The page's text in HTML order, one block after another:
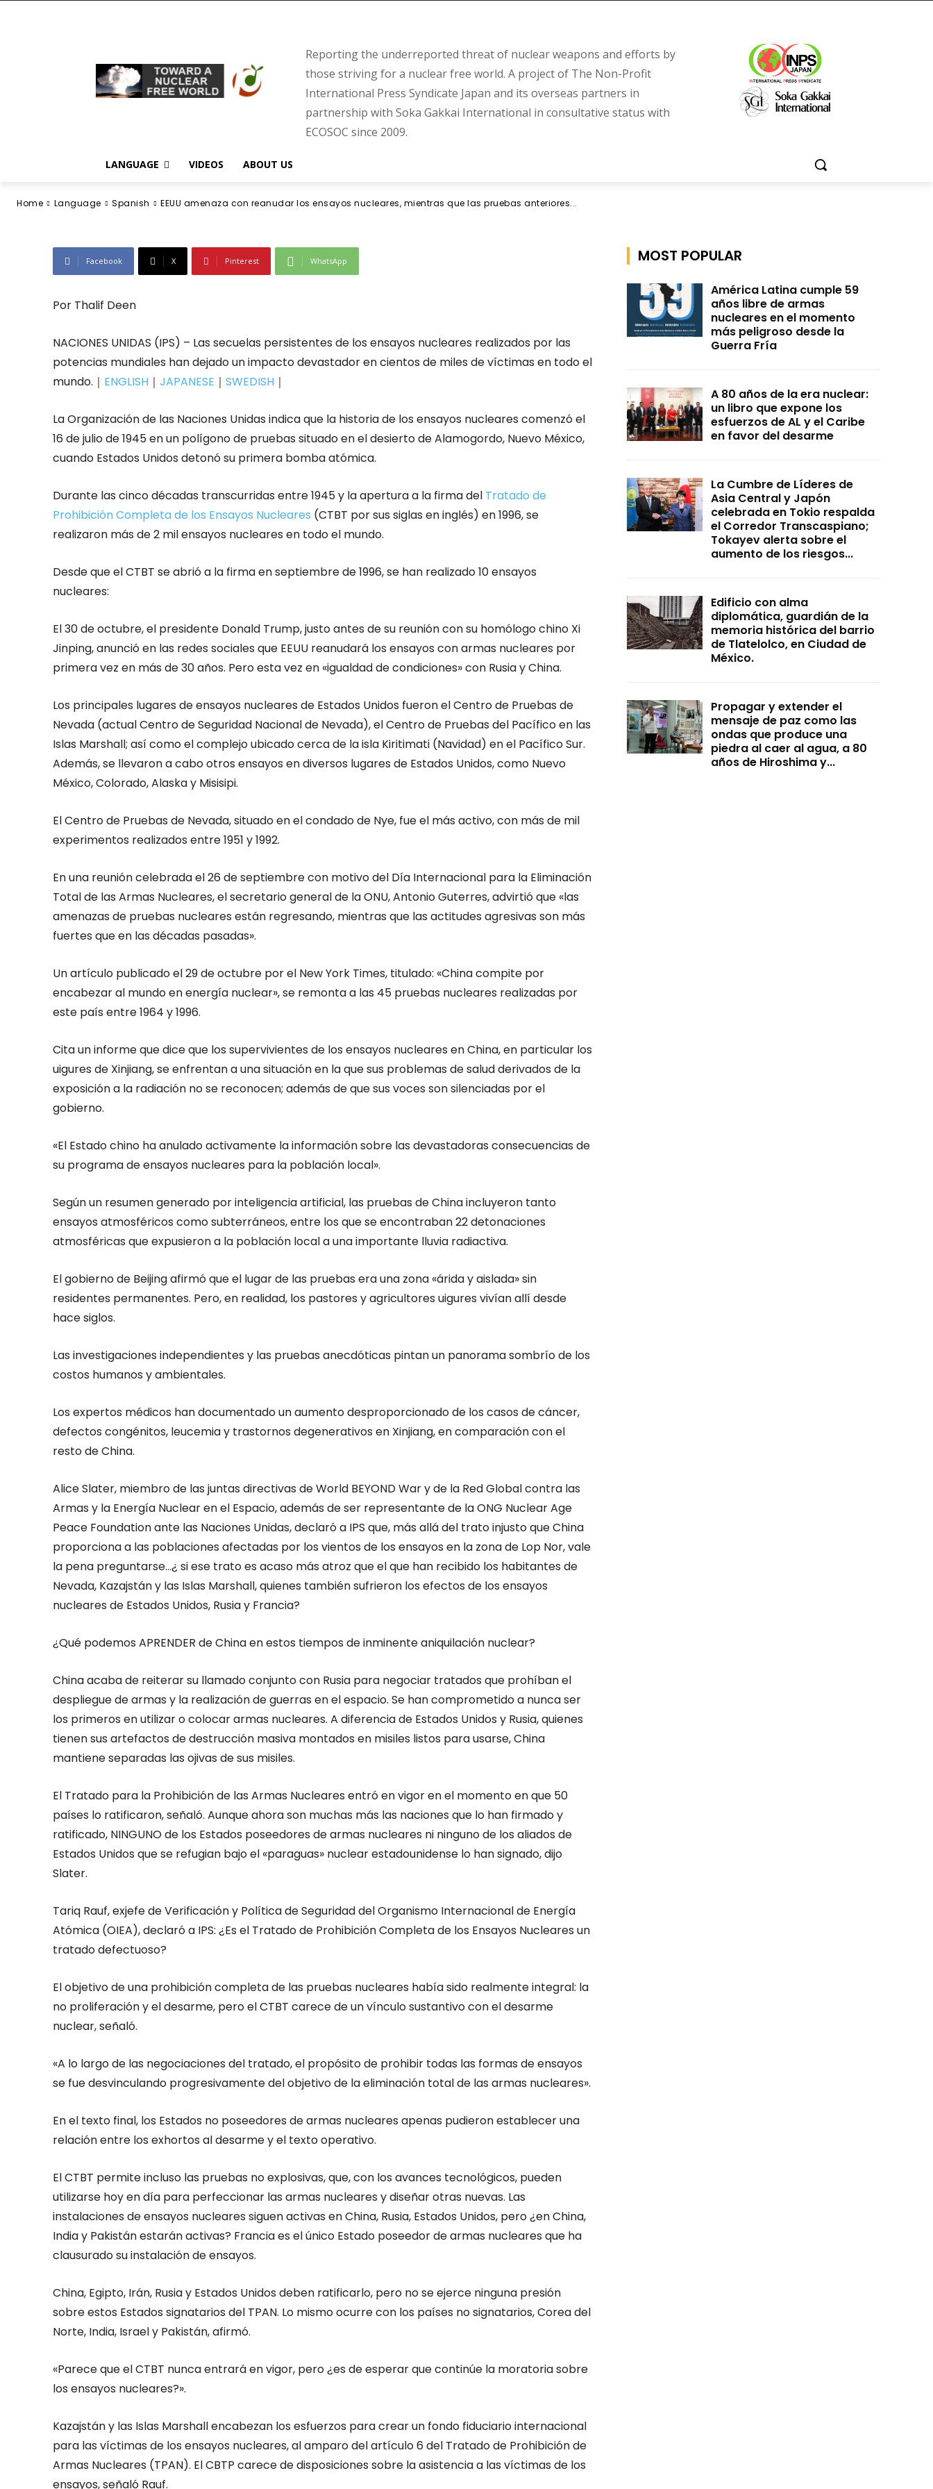
Reporting the underreported threat of nuclear weapons and efforts by
those striving for a nuclear free world. A project of The Non-Profit
International Press Syndicate Japan and its overseas partners in
partnership with Soka Gakkai International in consultative status with
ECOSOC since 2009.
LANGUAGE VIDEOS ABOUT US
Home Language Spanish EEUU amenaza con reanudar los ensayos nucleares, mientras que las pruebas anteriores...
devastado víctimas en todo el
Facebook X Pinterest WhatsApp
Por Thalif Deen
NACIONES UNIDAS (IPS) – Las secuelas persistentes de los ensayos nucleares realizados por las
potencias mundiales han dejado un impacto devastador en cientos de miles de víctimas en todo el
mundo.｜ ENGLISH ｜ JAPANESE ｜ SWEDISH ｜
La Organización de las Naciones Unidas indica que la historia de los ensayos nucleares comenzó el
16 de julio de 1945 en un polígono de pruebas situado en el desierto de Alamogordo, Nuevo México,
cuando Estados Unidos detonó su primera bomba atómica.
Durante las cinco décadas transcurridas entre 1945 y la apertura a la firma del Tratado de
Prohibición Completa de los Ensayos Nucleares (CTBT por sus siglas en inglés) en 1996, se
realizaron más de 2 mil ensayos nucleares en todo el mundo.
Desde que el CTBT se abrió a la firma en septiembre de 1996, se han realizado 10 ensayos
nucleares:
El 30 de octubre, el presidente Donald Trump, justo antes de su reunión con su homólogo chino Xi
Jinping, anunció en las redes sociales que EEUU reanudará los ensayos con armas nucleares por
primera vez en más de 30 años. Pero esta vez en «igualdad de condiciones» con Rusia y China.
Los principales lugares de ensayos nucleares de Estados Unidos fueron el Centro de Pruebas de
Nevada (actual Centro de Seguridad Nacional de Nevada), el Centro de Pruebas del Pacífico en las
Islas Marshall; así como el complejo ubicado cerca de la isla Kiritimati (Navidad) en el Pacífico Sur.
Además, se llevaron a cabo otros ensayos en diversos lugares de Estados Unidos, como Nuevo
México, Colorado, Alaska y Misisipi.
El Centro de Pruebas de Nevada, situado en el condado de Nye, fue el más activo, con más de mil
experimentos realizados entre 1951 y 1992.
En una reunión celebrada el 26 de septiembre con motivo del Día Internacional para la Eliminación
Total de las Armas Nucleares, el secretario general de la ONU, Antonio Guterres, advirtió que «las
amenazas de pruebas nucleares están regresando, mientras que las actitudes agresivas son más
fuertes que en las décadas pasadas».
Un artículo publicado el 29 de octubre por el New York Times, titulado: «China compite por
encabezar al mundo en energía nuclear», se remonta a las 45 pruebas nucleares realizadas por
este país entre 1964 y 1996.
Cita un informe que dice que los supervivientes de los ensayos nucleares en China, en particular los
uigures de Xinjiang, se enfrentan a una situación en la que sus problemas de salud derivados de la
exposición a la radiación no se reconocen; además de que sus voces son silenciadas por el
gobierno.
«El Estado chino ha anulado activamente la información sobre las devastadoras consecuencias de
su programa de ensayos nucleares para la población local».
Según un resumen generado por inteligencia artificial, las pruebas de China incluyeron tanto
ensayos atmosféricos como subterráneos, entre los que se encontraban 22 detonaciones
atmosféricas que expusieron a la población local a una importante lluvia radiactiva.
El gobierno de Beijing afirmó que el lugar de las pruebas era una zona «árida y aislada» sin
residentes permanentes. Pero, en realidad, los pastores y agricultores uigures vivían allí desde
hace siglos.
Las investigaciones independientes y las pruebas anecdóticas pintan un panorama sombrío de los
costos humanos y ambientales.
Los expertos médicos han documentado un aumento desproporcionado de los casos de cáncer,
defectos congénitos, leucemia y trastornos degenerativos en Xinjiang, en comparación con el
resto de China.
Alice Slater, miembro de las juntas directivas de World BEYOND War y de la Red Global contra las
Armas y la Energía Nuclear en el Espacio, además de ser representante de la ONG Nuclear Age
Peace Foundation ante las Naciones Unidas, declaró a IPS que, más allá del trato injusto que China
proporciona a las poblaciones afectadas por los vientos de los ensayos en la zona de Lop Nor, vale
la pena preguntarse…¿ si ese trato es acaso más atroz que el que han recibido los habitantes de
Nevada, Kazajstán y las Islas Marshall, quienes también sufrieron los efectos de los ensayos
nucleares de Estados Unidos, Rusia y Francia?
¿Qué podemos APRENDER de China en estos tiempos de inminente aniquilación nuclear?
China acaba de reiterar su llamado conjunto con Rusia para negociar tratados que prohíban el
despliegue de armas y la realización de guerras en el espacio. Se han comprometido a nunca ser
los primeros en utilizar o colocar armas nucleares. A diferencia de Estados Unidos y Rusia, quienes
tienen sus artefactos de destrucción masiva montados en misiles listos para usarse, China
mantiene separadas las ojivas de sus misiles.
El Tratado para la Prohibición de las Armas Nucleares entró en vigor en el momento en que 50
países lo ratificaron, señaló. Aunque ahora son muchas más las naciones que lo han firmado y
ratificado, NINGUNO de los Estados poseedores de armas nucleares ni ninguno de los aliados de
Estados Unidos que se refugian bajo el «paraguas» nuclear estadounidense lo han signado, dijo
Slater.
Tariq Rauf, exjefe de Verificación y Política de Seguridad del Organismo Internacional de Energía
Atómica (OIEA), declaró a IPS: ¿Es el Tratado de Prohibición Completa de los Ensayos Nucleares un
tratado defectuoso?
El objetivo de una prohibición completa de las pruebas nucleares había sido realmente integral: la
no proliferación y el desarme, pero el CTBT carece de un vínculo sustantivo con el desarme
nuclear, señaló.
«A lo largo de las negociaciones del tratado, el propósito de prohibir todas las formas de ensayos
se fue desvinculando progresivamente del objetivo de la eliminación total de las armas nucleares».
En el texto final, los Estados no poseedores de armas nucleares apenas pudieron establecer una
relación entre los exhortos al desarme y el texto operativo.
El CTBT permite incluso las pruebas no explosivas, que, con los avances tecnológicos, pueden
utilizarse hoy en día para perfeccionar las armas nucleares y diseñar otras nuevas. Las
instalaciones de ensayos nucleares siguen activas en China, Rusia, Estados Unidos, pero ¿en China,
India y Pakistán estarán activas? Francia es el único Estado poseedor de armas nucleares que ha
clausurado su instalación de ensayos.
China, Egipto, Irán, Rusia y Estados Unidos deben ratificarlo, pero no se ejerce ninguna presión
sobre estos Estados signatarios del TPAN. Lo mismo ocurre con los países no signatarios, Corea del
Norte, India, Israel y Pakistán, afirmó.
«Parece que el CTBT nunca entrará en vigor, pero ¿es de esperar que continúe la moratoria sobre
los ensayos nucleares?».
Kazajstán y las Islas Marshall encabezan los esfuerzos para crear un fondo fiduciario internacional
para las víctimas de los ensayos nucleares, al amparo del artículo 6 del Tratado de Prohibición de
Armas Nucleares (TPAN). El CBTP carece de disposiciones sobre la asistencia a las víctimas de los
ensayos, señaló Rauf.
MOST POPULAR
América Latina cumple 59
años libre de armas
nucleares en el momento
más peligroso desde la
Guerra Fría
A 80 años de la era nuclear:
un libro que expone los
esfuerzos de AL y el Caribe
en favor del desarme
La Cumbre de Líderes de
Asia Central y Japón
celebrada en Tokio respalda
el Corredor Transcaspiano;
Tokayev alerta sobre el
aumento de los riesgos...
Edificio con alma
diplomática, guardián de la
memoria histórica del barrio
de Tlatelolco, en Ciudad de
México.
Propagar y extender el
mensaje de paz como las
ondas que produce una
piedra al caer al agua, a 80
años de Hiroshima y...